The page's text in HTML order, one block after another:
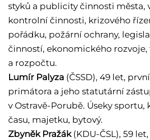
styků a publicity činnosti města,
kontrolní činnosti, krizového
pořádku, požární ochrany,
činností, ekonomického rozvoje,
a rozpočtu.
Lumír Palyza (ČSSD), 49 let,
primátora a jeho statutární
v Ostravě-Porubě. Úseky sportu,
času, majetku, bytový.
Zbyněk Pražák(KDU-ČSL), 59